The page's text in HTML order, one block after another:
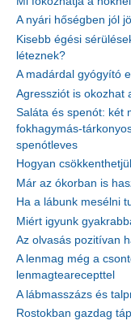
A nyári hőségben jól
Kisebb égési
léteznek?
A madárdal gyógyító
Agressziót is okozhat
Saláta és spenót: két
fokhagymás-
spenótleves
Hogyan
Már az ókorban is
Ha a lábunk mesélni
Miért igyunk
Az olvasás pozitívan
A lenmag még a
lenmagtearecepttel
A lábmasszázs és
Rostokban gazdag